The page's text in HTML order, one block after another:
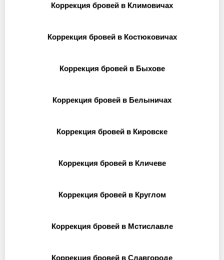
Коррекция бровей в Климовичах
Коррекция бровей в Костюковичах
Коррекция бровей в Быхове
Коррекция бровей в Белыничах
Коррекция бровей в Кировске
Коррекция бровей в Кличеве
Коррекция бровей в Круглом
Коррекция бровей в Мстиславле
Коррекция бровей в Славгороде